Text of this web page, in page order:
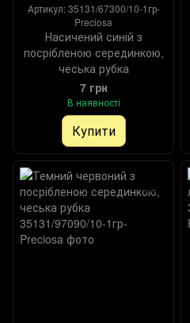
Артикул: 35131/67300/10-1гр-
Preciosa
Насичений синій з
посрібленою серединкою,
чеська рубка
7 грн
В наявності
Купити